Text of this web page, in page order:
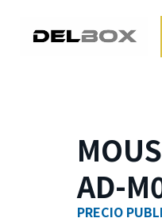
AD-
PRECIO